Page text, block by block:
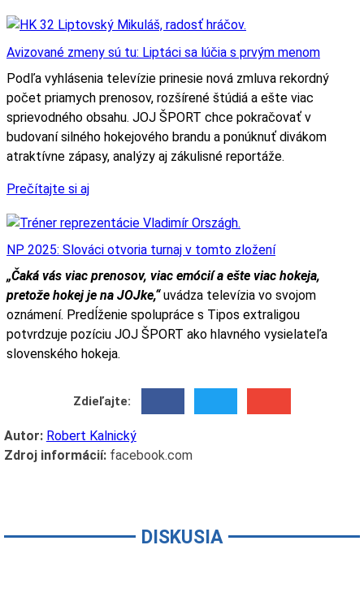
Avizované zmeny sú tu: Liptáci sa lúčia s prvým menom
Podľa vyhlásenia televízie prinesie nová zmluva rekordný
počet priamych prenosov, rozšírené štúdiá a ešte viac
sprievodného obsahu. JOJ ŠPORT chce pokračovať v
budovaní silného hokejového brandu a ponúknuť divákom
atraktívne zápasy, analýzy aj zákulisné reportáže.
Prečítajte si aj
NP 2025: Slováci otvoria turnaj v tomto zložení
„Čaká vás viac prenosov, viac emócií a ešte viac hokeja,
pretože hokej je na JOJke,“uvádza televízia vo svojom
oznámení. Predĺženie spolupráce s Tipos extraligou
potvrdzuje pozíciu JOJ ŠPORT ako hlavného vysielateľa
slovenského hokeja.
Zdieľajte:
Autor: Robert Kalnický
Zdroj informácií:facebook.com
DISKUSIA